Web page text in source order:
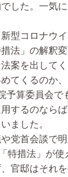
した。一気
型コロナウ
法」の解釈
案を出して
てくるのか
予算委員会で
用するのなら
ました。
党首会談で
特措法」が使
官邸はそれ